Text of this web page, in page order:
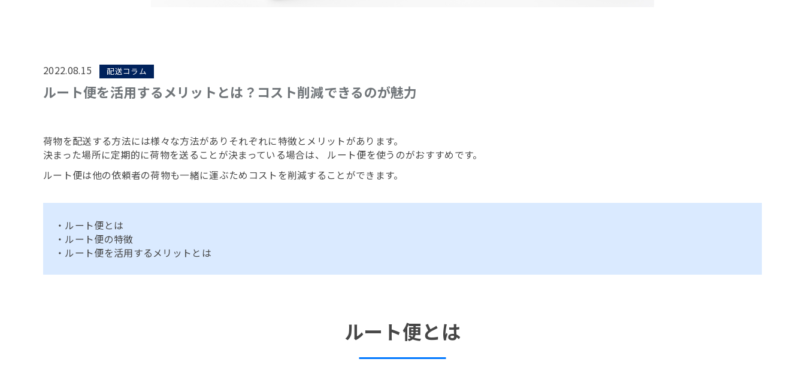
2022.08.15 配送コラム
ルート便を活用するメリットとは？コスト削減できるのが魅力
荷物を配送する方法には様々な方法がありそれぞれに特徴とメリットがあります。
決まった場所に定期的に荷物を送ることが決まっている場合は、 ルート便を使うのがおすすめです。
ルート便は他の依頼者の荷物も一緒に運ぶためコストを削減することができます。
・ルート便とは
・ルート便の特徴
・ルート便を活用するメリットとは
ルート便とは